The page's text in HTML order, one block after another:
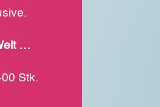
…
Stk.